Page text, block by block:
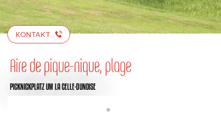
KONTAKT
Aire de pique-nique, plage
PICKNICKPLATZUM LA CELLE-DUNOISE